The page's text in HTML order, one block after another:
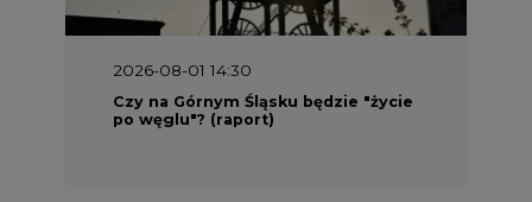
2026-08-01 14:30
Czy na Górnym Śląsku będzie "życie
po węglu"? (raport)